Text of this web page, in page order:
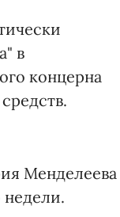
в
концерна
Менделеева
недели.